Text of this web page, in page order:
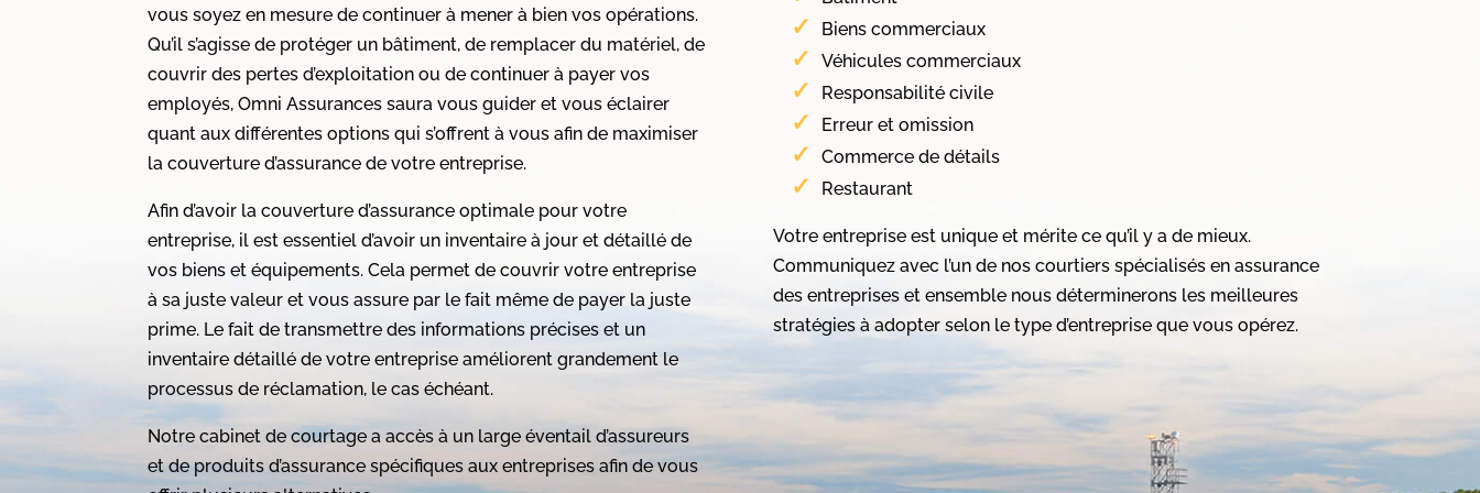
vous soyez en mesure de continuer à mener à bien vos opérations.
Qu’il s’agisse de protéger un bâtiment, de remplacer du matériel, de
couvrir des pertes d’exploitation ou de continuer à payer vos
employés, Omni Assurances saura vous guider et vous éclairer
quant aux différentes options qui s’offrent à vous afin de maximiser
la couverture d’assurance de votre entreprise.
Afin d’avoir la couverture d’assurance optimale pour votre
entreprise, il est essentiel d’avoir un inventaire à jour et détaillé de
vos biens et équipements. Cela permet de couvrir votre entreprise
à sa juste valeur et vous assure par le fait même de payer la juste
prime. Le fait de transmettre des informations précises et un
inventaire détaillé de votre entreprise améliorent grandement le
processus de réclamation, le cas échéant.
Notre cabinet de courtage a accès à un large éventail d’assureurs
et de produits d’assurance spécifiques aux entreprises afin de vous
Biens commerciaux
Véhicules commerciaux
Responsabilité civile
Erreur et omission
Commerce de détails
Restaurant
Votre entreprise est unique et mérite ce qu’il y a de mieux.
Communiquez avec l’un de nos courtiers spécialisés en assurance
des entreprises et ensemble nous déterminerons les meilleures
stratégies à adopter selon le type d’entreprise que vous opérez.